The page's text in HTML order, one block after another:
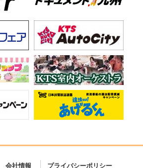
会社情報 プライバシーポリシー